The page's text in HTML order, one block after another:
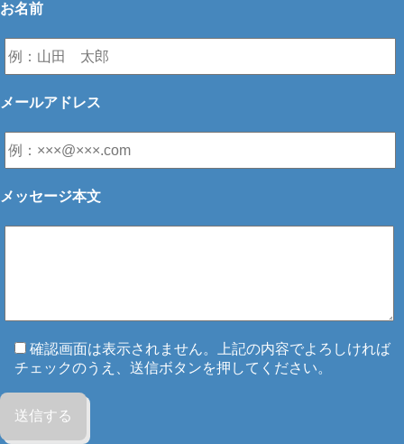
お名前
メールアドレス
メッセージ本文
確認画面は表示されません。上記の内容でよろしければ
チェックのうえ、送信ボタンを押してください。